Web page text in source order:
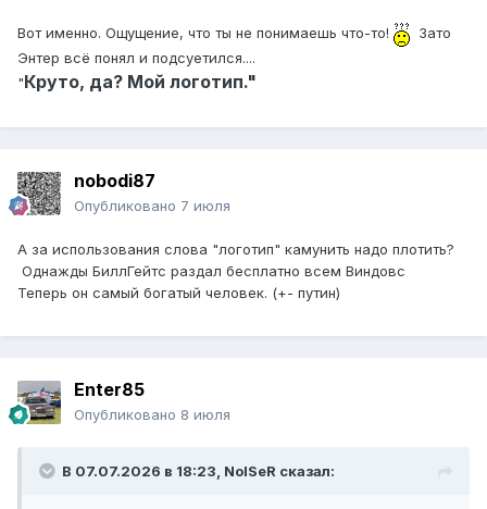
Вот именно. Ощущение, что ты не понимаешь что-то!
Зато
Энтер всё понял и подсуетился....
"Круто, да? Мой логотип."
nobodi87
Опубликовано 7 июля
А за использования слова "логотип" камунить надо плотить?
Однажды БиллГейтс раздал бесплатно всем Виндовс
Теперь он самый богатый человек. (+- путин)
Enter85
Опубликовано 8 июля
В 07.07.2026 в 18:23, NoISeR сказал: